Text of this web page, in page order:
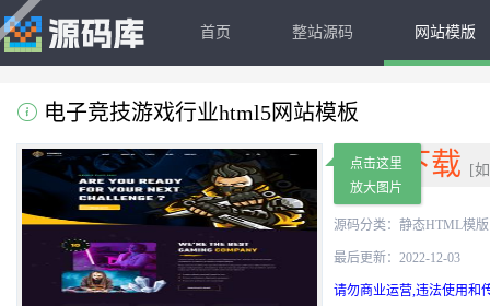
首页 整站源码 网站模版
电子竞技游戏行业html5网站模板
免费下载 [
源码分类： 静态HTML模版
最后更新：2022-12-03
请勿商业运营,违法使用和
点击这里
放大图片